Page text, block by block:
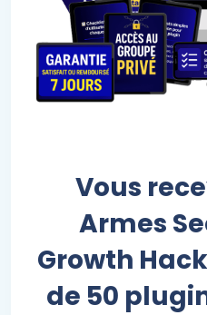
Vous
Armes
Growth
de 50